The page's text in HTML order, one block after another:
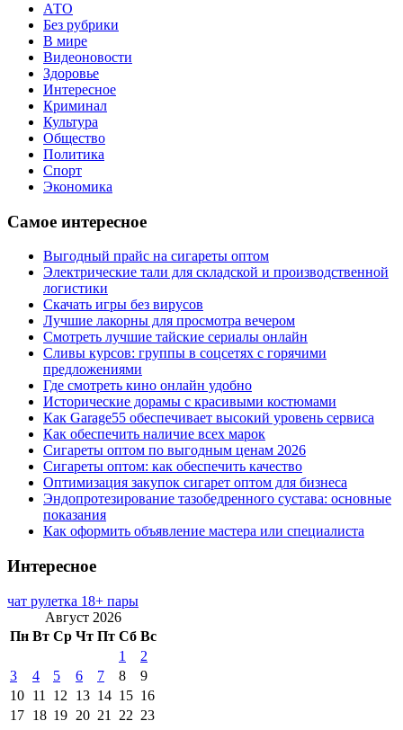
АТО
Без рубрики
В мире
Видеоновости
Здоровье
Интересное
Криминал
Культура
Общество
Политика
Спорт
Экономика
Самое интересное
Выгодный прайс на сигареты оптом
Электрические тали для складской и производственной
логистики
Скачать игры без вирусов
Лучшие лакорны для просмотра вечером
Смотреть лучшие тайские сериалы онлайн
Сливы курсов: группы в соцсетях с горячими
предложениями
Где смотреть кино онлайн удобно
Исторические дорамы с красивыми костюмами
Как Garage55 обеспечивает высокий уровень сервиса
Как обеспечить наличие всех марок
Сигареты оптом по выгодным ценам 2026
Сигареты оптом: как обеспечить качество
Оптимизация закупок сигарет оптом для бизнеса
Эндопротезирование тазобедренного сустава: основные
показания
Как оформить объявление мастера или специалиста
Интересное
чат рулетка 18+ пары
Август 2026
Пн Вт Ср Чт Пт Сб Вс
1
2
3
4 5 6 7 8
9
10 11 12 13 14 15 16
17 18 19 20 21 22 23